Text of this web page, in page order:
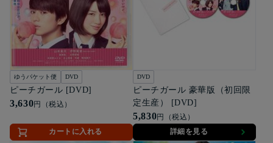
ゆうパケット便 DVD
ピーチガール [DVD]
3,630円（税込）
カートに入れる
DVD
ピーチガール 豪華版（初回限
定生産） [DVD]
5,830円（税込）
詳細を見る